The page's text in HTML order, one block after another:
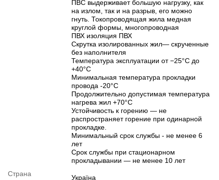
ПВС выдерживает большую нагрузку, как
на излом, так и на разрыв, его можно
гнуть. Токопроводящая жила медная
круглой формы, многопроводная
ПВХ изоляция ПВХ
Скрутка изолированных жил— скрученные
без наполнителя
Температура эксплуатации от −25°C до
+40°C
Минимальная температура прокладки
провода -20°C
Продолжительно допустимая температура
нагрева жил +70°C
Устойчивость к горению — не
распространяет горение при одинарной
прокладке.
Минимальный срок службы - не менее 6
лет
Срок службы при стационарном
прокладывании — не менее 10 лет
Страна
Україна